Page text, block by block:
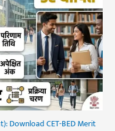
Download CET-BED Merit